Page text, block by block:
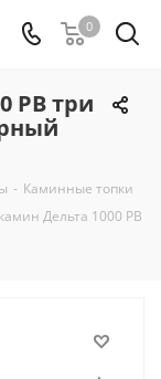
0
PB три
- Каминные топки
Дельта 1000 PB